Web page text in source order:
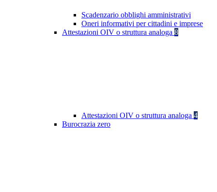
Scadenzario obblighi amministrativi
Oneri informativi per cittadini e imprese
Attestazioni OIV o struttura analoga 8
Attestazioni OIV o struttura analoga 4
Burocrazia zero